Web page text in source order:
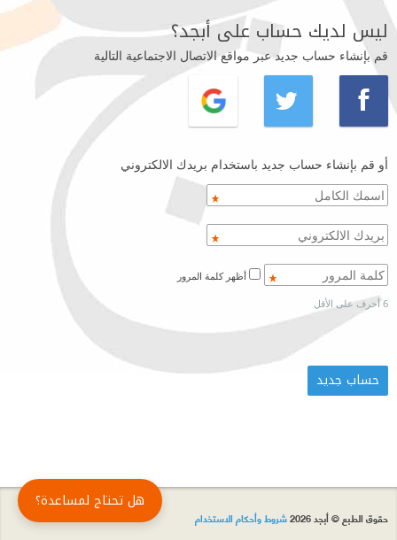
ليس لديك حساب على أبجد؟
قم بإنشاء حساب جديد عبر مواقع الاتصال الاجتماعية التالية
أو قم بإنشاء حساب جديد باستخدام بريدك الالكتروني
6 أحرف على الأقل
حقوق الطبع © أبجد 2026 شروط وأحكام الاستخدام
هل تحتاج لمساعدة؟